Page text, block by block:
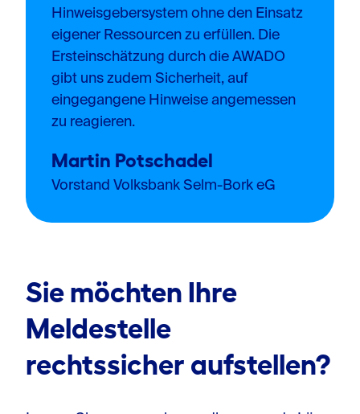
Hinweisgebersystem ohne den Einsatz
eigener Ressourcen zu erfüllen. Die
Ersteinschätzung durch die AWADO
gibt uns zudem Sicherheit, auf
eingegangene Hinweise angemessen
zu reagieren.
Martin Potschadel
Vorstand Volksbank Selm-Bork eG
Sie möchten Ihre
Meldestelle
rechtssicher aufstellen?